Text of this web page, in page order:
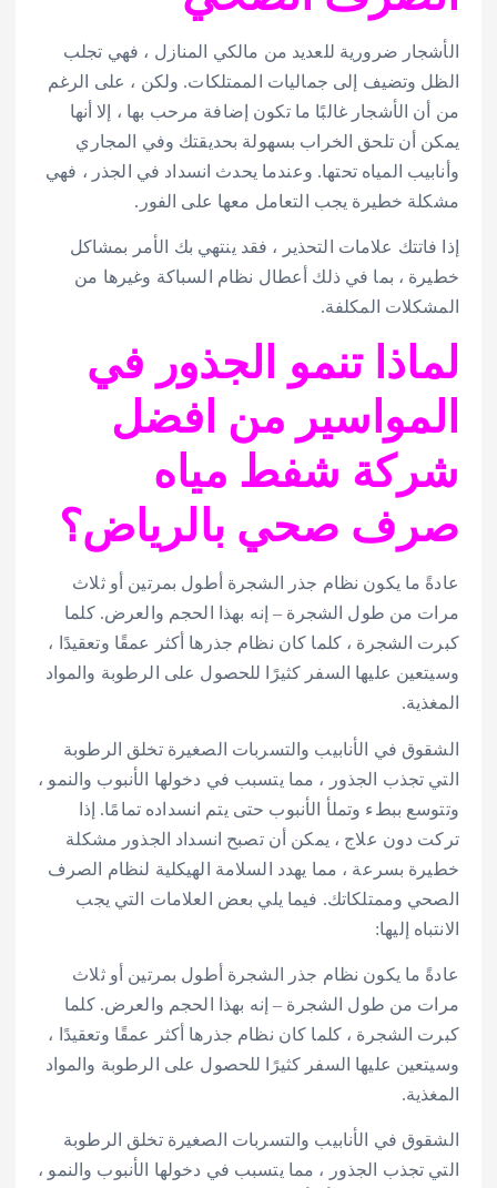
الأشجار ضرورية للعديد من مالكي المنازل ، فهي تجلب
الظل وتضيف إلى جماليات الممتلكات. ولكن ، على الرغم
من أن الأشجار غالبًا ما تكون إضافة مرحب بها ، إلا أنها
يمكن أن تلحق الخراب بسهولة بحديقتك وفي المجاري
وأنابيب المياه تحتها. وعندما يحدث انسداد في الجذر ، فهي
مشكلة خطيرة يجب التعامل معها على الفور.
إذا فاتتك علامات التحذير ، فقد ينتهي بك الأمر بمشاكل
خطيرة ، بما في ذلك أعطال نظام السباكة وغيرها من
المشكلات المكلفة.
لماذا تنمو الجذور في
المواسير من افضل
شركة شفط مياه
صرف صحي بالرياض؟
عادةً ما يكون نظام جذر الشجرة أطول بمرتين أو ثلاث
مرات من طول الشجرة – إنه بهذا الحجم والعرض. كلما
كبرت الشجرة ، كلما كان نظام جذرها أكثر عمقًا وتعقيدًا ،
وسيتعين عليها السفر كثيرًا للحصول على الرطوبة والمواد
المغذية.
الشقوق في الأنابيب والتسربات الصغيرة تخلق الرطوبة
التي تجذب الجذور ، مما يتسبب في دخولها الأنبوب والنمو ،
وتتوسع ببطء وتملأ الأنبوب حتى يتم انسداده تمامًا. إذا
تركت دون علاج ، يمكن أن تصبح انسداد الجذور مشكلة
خطيرة بسرعة ، مما يهدد السلامة الهيكلية لنظام الصرف
الصحي وممتلكاتك. فيما يلي بعض العلامات التي يجب
الانتباه إليها:
عادةً ما يكون نظام جذر الشجرة أطول بمرتين أو ثلاث
مرات من طول الشجرة – إنه بهذا الحجم والعرض. كلما
كبرت الشجرة ، كلما كان نظام جذرها أكثر عمقًا وتعقيدًا ،
وسيتعين عليها السفر كثيرًا للحصول على الرطوبة والمواد
المغذية.
الشقوق في الأنابيب والتسربات الصغيرة تخلق الرطوبة
التي تجذب الجذور ، مما يتسبب في دخولها الأنبوب والنمو ،